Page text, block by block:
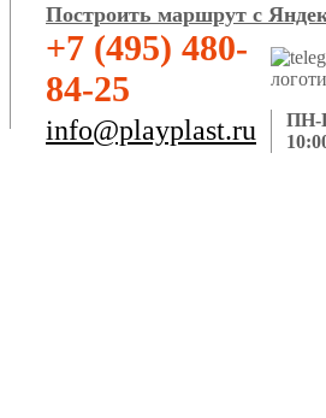
Построить маршрут с
+7 (495) 480-
84-25
info@playplast.ru
ПН-